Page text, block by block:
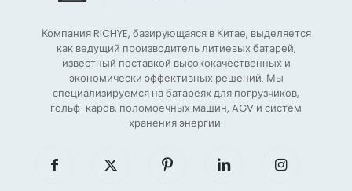
Компания RICHYE, базирующаяся в Китае, выделяется
как ведущий производитель литиевых батарей,
известный поставкой высококачественных и
экономически эффективных решений. Мы
специализируемся на батареях для погрузчиков,
гольф-каров, поломоечных машин, AGV и систем
хранения энергии.